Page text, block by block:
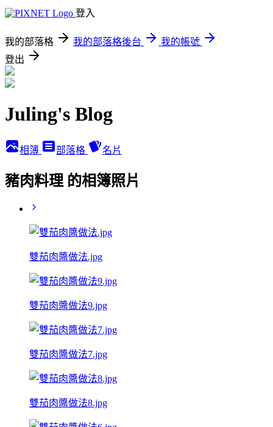
登入
我的部落格 我的部落格後台
我的帳號
登出
Juling's Blog
相簿 部落格 名片
豬肉料理 的相簿照片
雙茄肉醬做法.jpg
雙茄肉醬做法9.jpg
雙茄肉醬做法7.jpg
雙茄肉醬做法8.jpg